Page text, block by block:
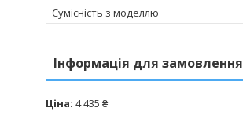
Сумісність з моделлю
Інформація для замовлення
Ціна: 4 435 ₴